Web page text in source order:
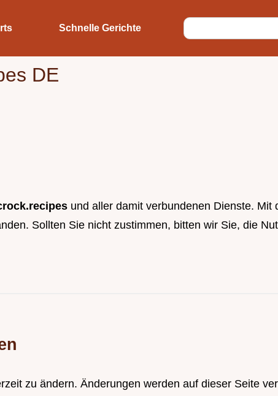
Schnelle Gerichte
DE
und aller damit verbundenen Dienste. Mit
Sollten Sie nicht zustimmen, bitten wir Sie, die
zu ändern. Änderungen werden auf dieser Seite